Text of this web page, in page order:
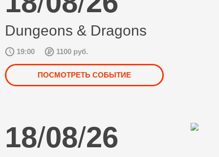
Dungeons & Dragons
19:00 1100 руб.
ПОСМОТРЕТЬ СОБЫТИЕ
18/08/26